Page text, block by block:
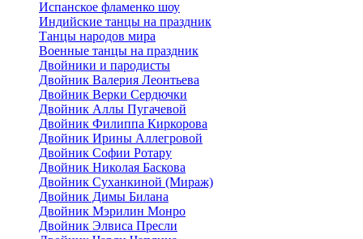
Испанское фламенко шоу
Индийские танцы на праздник
Танцы народов мира
Военные танцы на праздник
Двойники и пародисты
Двойник Валерия Леонтьева
Двойник Верки Сердючки
Двойник Аллы Пугачевой
Двойник Филиппа Киркорова
Двойник Ирины Аллегровой
Двойник Софии Ротару
Двойник Николая Баскова
Двойник Суханкиной (Мираж)
Двойник Димы Билана
Двойник Мэрилин Монро
Двойник Элвиса Пресли